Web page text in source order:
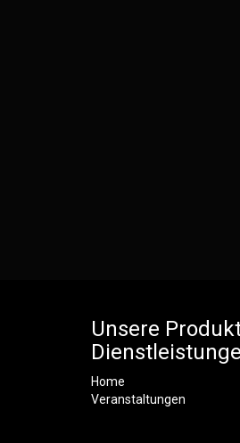
Unsere
Home
Veranstaltungen